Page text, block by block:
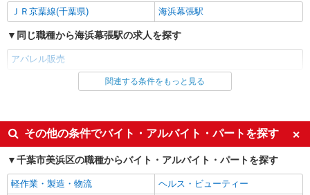
正社員
TUMI
バッグ・スーツケース・小物の販売、製品管理
［正社員］ 月給210,000円〜370,000円 ※経
キープ 詳細を見る
正社員
ＪＲ京葉線(千葉県) 海浜幕張駅
同じ職種から海浜幕張駅の求人を探す
アパレル販売
同じ雇用形態から海浜幕張駅の求人を探す
同じ特徴から海浜幕張駅の求人を探す
未経験歓迎
上場企業・上場企業のグループ会
社
交通費支給
関連する条件をもっと見る
その他の条件でバイト・アルバイト・パートを探す
千葉市美浜区の職種からバイト・アルバイト・パートを探す
軽作業・製造・物流
ヘルス・ビューティー